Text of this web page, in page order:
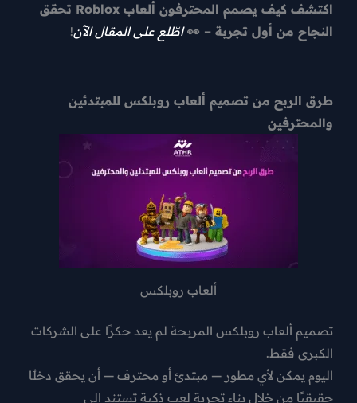
اكتشف كيف يصمم المحترفون ألعاب Roblox تحقق
النجاح من أول تجربة – 👀اطّلع على المقال الآن!
طرق الربح من تصميم ألعاب روبلكس للمبتدئين
والمحترفين
ألعاب روبلكس
تصميم ألعاب روبلكس المربحة لم يعد حكرًا على الشركات
الكبرى فقط.
اليوم يمكن لأي مطور — مبتدئ أو محترف — أن يحقق دخلًا
حقيقيًا من خلال بناء تجربة لعب ذكية تستند إلى